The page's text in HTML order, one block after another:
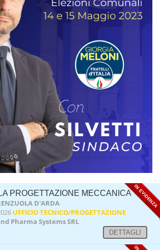
IN EVIDENZA
PROGETTAZIONE MECCANICA
D'ARDA
UFFICIO TECNICO/PROGETTAZIONE
Pharma Systems SRL
DETTAGLI